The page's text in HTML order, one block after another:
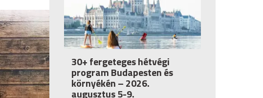
30+ fergeteges hétvégi
program Budapesten és
környékén – 2026.
augusztus 5-9.